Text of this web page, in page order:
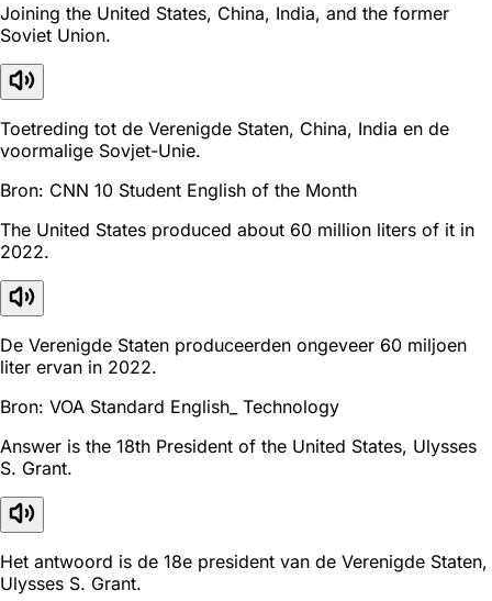
Joining the United States, China, India, and the former
Soviet Union.
Toetreding tot de Verenigde Staten, China, India en de
voormalige Sovjet-Unie.
Bron: CNN 10 Student English of the Month
The United States produced about 60 million liters of it in
2022.
De Verenigde Staten produceerden ongeveer 60 miljoen
liter ervan in 2022.
Bron: VOA Standard English_ Technology
Answer is the 18th President of the United States, Ulysses
S. Grant.
Het antwoord is de 18e president van de Verenigde Staten,
Ulysses S. Grant.